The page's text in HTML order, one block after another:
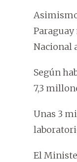
Nacional
Según
7,3
Unas 3
El